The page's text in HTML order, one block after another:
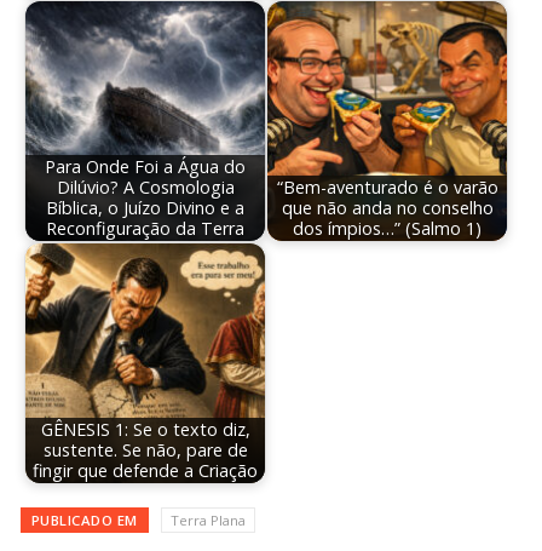
Para Onde Foi a Água do
Dilúvio? A Cosmologia
Bíblica, o Juízo Divino e a
Reconfiguração da Terra
“Bem-aventurado é o varão
que não anda no conselho
dos ímpios…” (Salmo 1)
GÊNESIS 1: Se o texto diz,
sustente. Se não, pare de
fingir que defende a Criação
PUBLICADO EM Terra Plana